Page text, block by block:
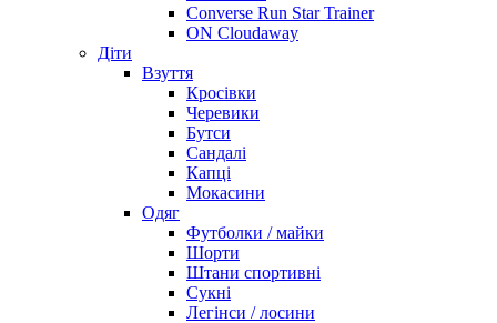
Converse Run Star Trainer
ON Cloudaway
Діти
Взуття
Кросівки
Черевики
Бутси
Сандалі
Капці
Мокасини
Одяг
Футболки / майки
Шорти
Штани спортивні
Сукні
Легінси / лосини